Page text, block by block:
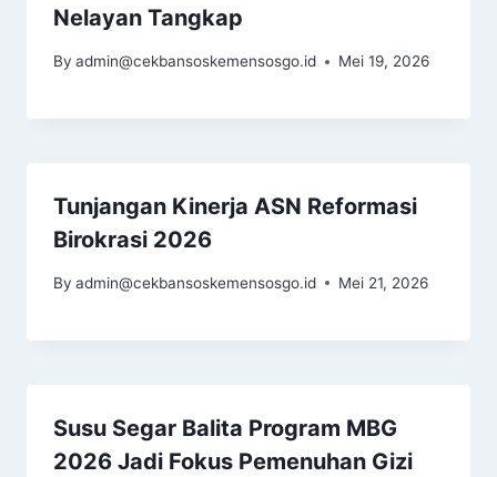
Nelayan Tangkap
By admin@cekbansoskemensosgo.id Mei 19, 2026
Tunjangan Kinerja ASN Reformasi
Birokrasi 2026
By admin@cekbansoskemensosgo.id Mei 21, 2026
Susu Segar Balita Program MBG
2026 Jadi Fokus Pemenuhan Gizi